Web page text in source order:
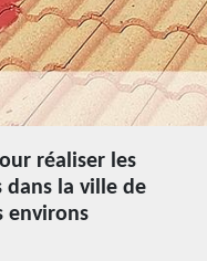
réaliser les
la ville de
environs